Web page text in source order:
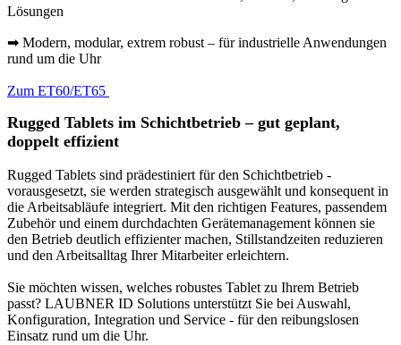
Lösungen
➡ Modern, modular, extrem robust – für industrielle Anwendungen
rund um die Uhr
Zum ET60/ET65
Rugged Tablets im Schichtbetrieb – gut geplant,
doppelt effizient
Rugged Tablets sind prädestiniert für den Schichtbetrieb -
vorausgesetzt, sie werden strategisch ausgewählt und konsequent in
die Arbeitsabläufe integriert. Mit den richtigen Features, passendem
Zubehör und einem durchdachten Gerätemanagement können sie
den Betrieb deutlich effizienter machen, Stillstandzeiten reduzieren
und den Arbeitsalltag Ihrer Mitarbeiter erleichtern.
Sie möchten wissen, welches robustes Tablet zu Ihrem Betrieb
passt? LAUBNER ID Solutions unterstützt Sie bei Auswahl,
Konfiguration, Integration und Service - für den reibungslosen
Einsatz rund um die Uhr.